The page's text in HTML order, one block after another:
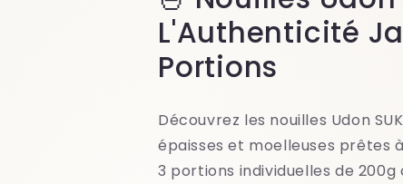
Japonaises
Prêtes
à
Cuire
Japonaises
Prêtes
à
Cuire
L'Authenticité
Portions
Découvrez les nouilles Udon
épaisses et moelleuses prêtes
3 portions individuelles de